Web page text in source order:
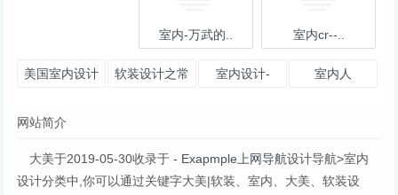
室内-万武的.. 室内cr--..
美国室内设计
软装设计之常
室内设计-
室内人
网站简介
大美于2019-05-30收录于 - Exapmple上网导航设计导航>室内
设计分类中,你可以通过关键字大美|软装、室内、大美、软装设